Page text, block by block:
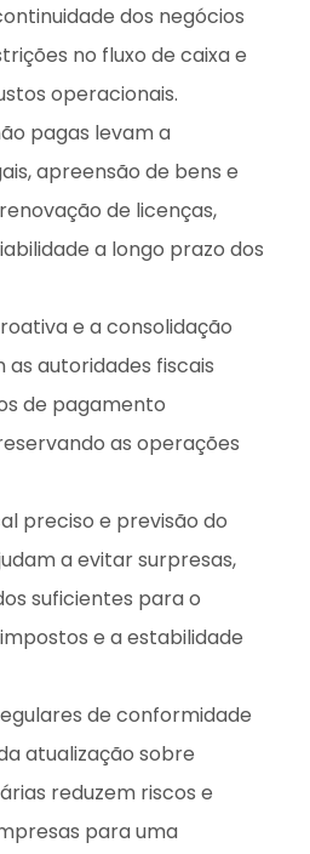
dos negócios
no fluxo de caixa e
operacionais.
pagas levam a
apreensão de bens e
de licenças,
a longo prazo dos
e a consolidação
as autoridades fiscais
de pagamento
as operações
preciso e previsão do
a evitar surpresas,
suficientes para o
e a estabilidade
de conformidade
atualização sobre
reduzem riscos e
para uma